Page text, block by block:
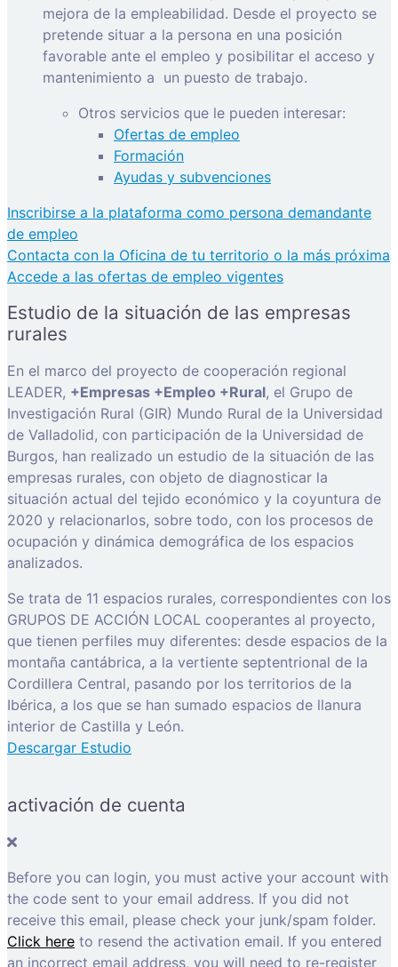
mejora de la empleabilidad. Desde el proyecto se
pretende situar a la persona en una posición
favorable ante el empleo y posibilitar el acceso y
mantenimiento a un puesto de trabajo.
Otros servicios que le pueden interesar:
Ofertas de empleo
Formación
Ayudas y subvenciones
Inscribirse a la plataforma como persona demandante
de empleo
Contacta con la Oficina de tu territorio o la más próxima
Accede a las ofertas de empleo vigentes
Estudio de la situación de las empresas
rurales
En el marco del proyecto de cooperación regional
LEADER, +Empresas +Empleo +Rural, el Grupo de
Investigación Rural (GIR) Mundo Rural de la Universidad
de Valladolid, con participación de la Universidad de
Burgos, han realizado un estudio de la situación de las
empresas rurales, con objeto de diagnosticar la
situación actual del tejido económico y la coyuntura de
2020 y relacionarlos, sobre todo, con los procesos de
ocupación y dinámica demográfica de los espacios
analizados.
Se trata de 11 espacios rurales, correspondientes con los
GRUPOS DE ACCIÓN LOCAL cooperantes al proyecto,
que tienen perfiles muy diferentes: desde espacios de la
montaña cantábrica, a la vertiente septentrional de la
Cordillera Central, pasando por los territorios de la
Ibérica, a los que se han sumado espacios de llanura
interior de Castilla y León.
Descargar Estudio
activación de cuenta
Before you can login, you must active your account with
the code sent to your email address. If you did not
receive this email, please check your junk/spam folder.
Click here to resend the activation email. If you entered
an incorrect email address, you will need to re-register